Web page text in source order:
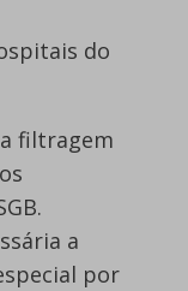
do
filtragem
a
por